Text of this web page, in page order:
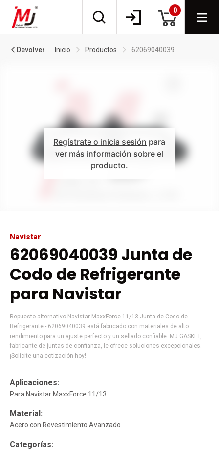
0
Devolver Inicio Productos 62069040039
Regístrate o inicia sesión para
ver más información sobre el
producto.
Navistar
62069040039 Junta de
Codo de Refrigerante
para Navistar
Repuesto alternativo Navistar MaxxForce 11/13 Junta de Codo de
Refrigerante - 62069040039 está fabricado con materiales de alto
rendimiento para un ajuste perfecto y un sellado confiable. MJ GASKET,
fabricante de juntas de confianza, le ofrece soluciones excepcionales.
¡Solicite una cotización hoy!
Aplicaciones:
Para Navistar MaxxForce 11/13
Material:
Acero con Revestimiento Avanzado
Categorías: